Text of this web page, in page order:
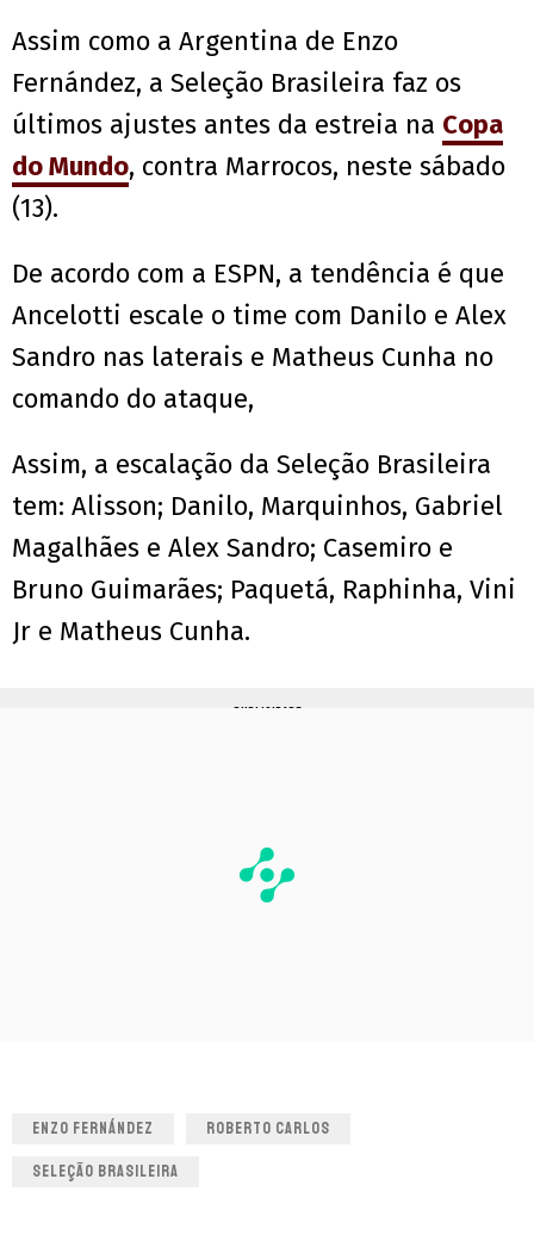
Assim como a Argentina de Enzo
Fernández, a Seleção Brasileira faz os
últimos ajustes antes da estreia na Copa
do Mundo, contra Marrocos, neste sábado
(13).
De acordo com a ESPN, a tendência é que
Ancelotti escale o time com Danilo e Alex
Sandro nas laterais e Matheus Cunha no
comando do ataque,
Assim, a escalação da Seleção Brasileira
tem: Alisson; Danilo, Marquinhos, Gabriel
Magalhães e Alex Sandro; Casemiro e
Bruno Guimarães; Paquetá, Raphinha, Vini
Jr e Matheus Cunha.
PUBLICIDADE
ENZO FERNÁNDEZ ROBERTO CARLOS
SELEÇÃO BRASILEIRA